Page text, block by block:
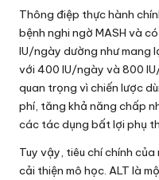
Thông điệp thực hành
bệnh nghi ngờ MASH và
IU/ngày dường như mang
với 400 IU/ngày và 800
quan trọng vì chiến lược
phí, tăng khả năng chấp
các tác dụng bất lợi phụ
Tuy vậy, tiêu chí chính
cải thiện mô học. ALT là